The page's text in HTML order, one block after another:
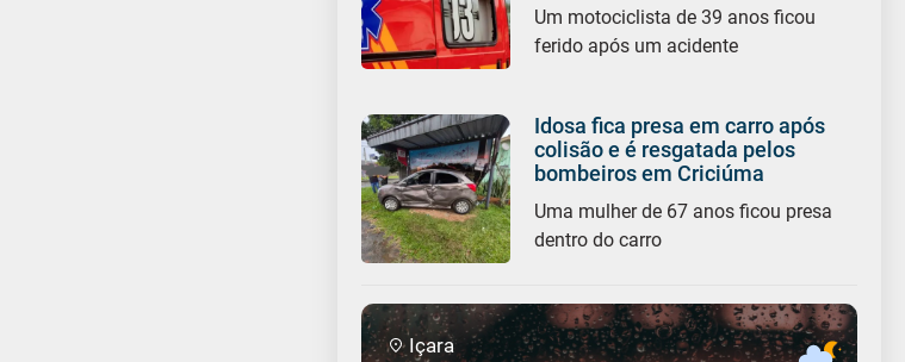
Um motociclista de 39 anos ficou
ferido após um acidente
Idosa fica presa em carro após
colisão e é resgatada pelos
bombeiros em Criciúma
Uma mulher de 67 anos ficou presa
dentro do carro
Içara